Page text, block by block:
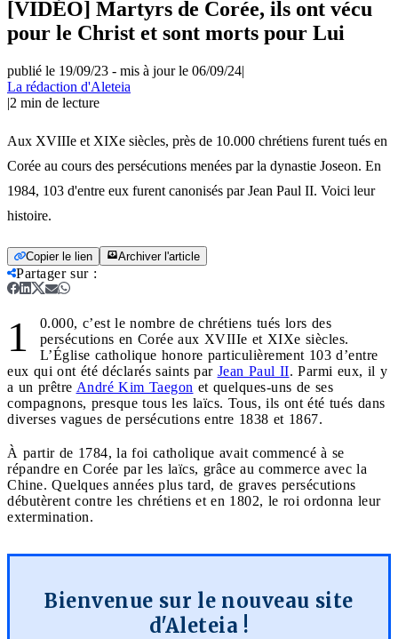
[VIDÉO] Martyrs de Corée, ils ont vécu
pour le Christ et sont morts pour Lui
publié le 19/09/23 - mis à jour le 06/09/24|
La rédaction d'Aleteia
|2 min de lecture
Aux XVIIIe et XIXe siècles, près de 10.000 chrétiens furent tués en
Corée au cours des persécutions menées par la dynastie Joseon. En
1984, 103 d'entre eux furent canonisés par Jean Paul II. Voici leur
histoire.
Copier le lien Archiver l'article
Partager sur:
1
0.000, c’est le nombre de chrétiens tués lors des
persécutions en Corée aux XVIIIe et XIXe siècles.
L’Église catholique honore particulièrement 103 d’entre
eux qui ont été déclarés saints par Jean Paul II. Parmi eux, il y
a un prêtre André Kim Taegon et quelques-uns de ses
compagnons, presque tous les laïcs. Tous, ils ont été tués dans
diverses vagues de persécutions entre 1838 et 1867.
À partir de 1784, la foi catholique avait commencé à se
répandre en Corée par les laïcs, grâce au commerce avec la
Chine. Quelques années plus tard, de graves persécutions
débutèrent contre les chrétiens et en 1802, le roi ordonna leur
extermination.
Bienvenue sur le nouveau site
d'Aleteia !